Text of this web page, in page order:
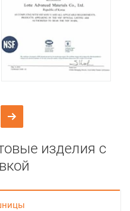
изделия с